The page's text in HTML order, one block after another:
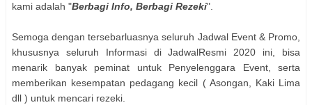
kami adalah "Berbagi Info, Berbagi Rezeki".
Semoga dengan tersebarluasnya seluruh Jadwal Event & Promo,
khususnya seluruh Informasi di JadwalResmi 2020 ini, bisa
menarik banyak peminat untuk Penyelenggara Event, serta
memberikan kesempatan pedagang kecil ( Asongan, Kaki Lima
dll ) untuk mencari rezeki.